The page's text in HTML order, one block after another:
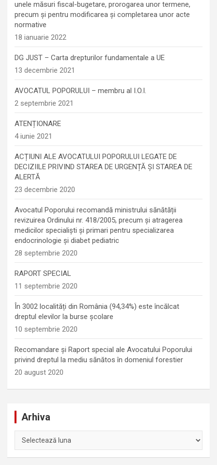
unele măsuri fiscal-bugetare, prorogarea unor termene,
precum şi pentru modificarea şi completarea unor acte
normative
18 ianuarie 2022
DG JUST – Carta drepturilor fundamentale a UE
13 decembrie 2021
AVOCATUL POPORULUI – membru al I.O.I.
2 septembrie 2021
ATENȚIONARE
4 iunie 2021
ACȚIUNI ALE AVOCATULUI POPORULUI LEGATE DE
DECIZIILE PRIVIND STAREA DE URGENȚĂ ȘI STAREA DE
ALERTĂ
23 decembrie 2020
Avocatul Poporului recomandă ministrului sănătății
revizuirea Ordinului nr. 418/2005, precum și atragerea
medicilor specialiști și primari pentru specializarea
endocrinologie şi diabet pediatric
28 septembrie 2020
RAPORT SPECIAL
11 septembrie 2020
În 3002 localități din România (94,34%) este încălcat
dreptul elevilor la burse școlare
10 septembrie 2020
Recomandare și Raport special ale Avocatului Poporului
privind dreptul la mediu sănătos în domeniul forestier
20 august 2020
Arhiva